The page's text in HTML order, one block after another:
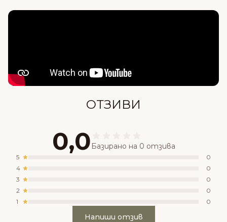
ОТЗИВИ
0,0 Базирано на 0 отзива
5
0
4
0
3
0
2
0
1
0
Напиши отзив